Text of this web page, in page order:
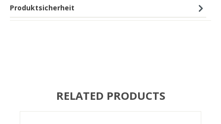
Produktsicherheit
RELATED PRODUCTS